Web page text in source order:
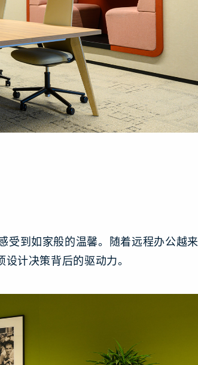
受到如家般的温馨。随着远程办公越来
计决策背后的驱动力。